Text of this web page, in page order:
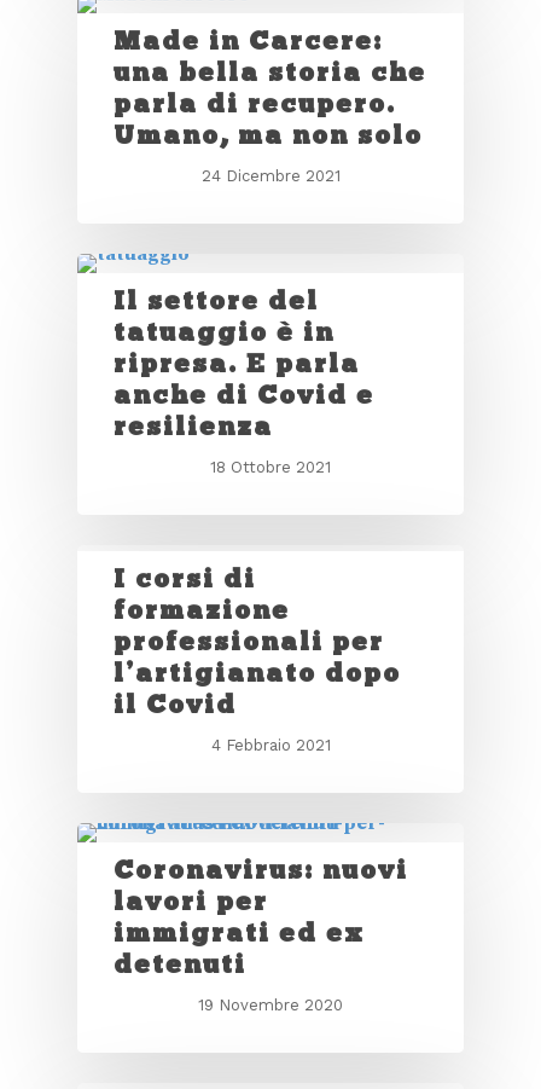
Made in Carcere:
una bella storia che
parla di recupero.
Umano, ma non solo
24 Dicembre 2021
Il settore del
tatuaggio è in
ripresa. E parla
anche di Covid e
resilienza
18 Ottobre 2021
I corsi di
formazione
professionali per
l’artigianato dopo
il Covid
4 Febbraio 2021
Coronavirus: nuovi
lavori per
immigrati ed ex
detenuti
19 Novembre 2020